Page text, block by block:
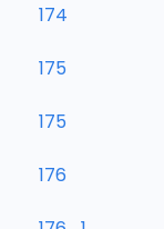
174
175
175
176